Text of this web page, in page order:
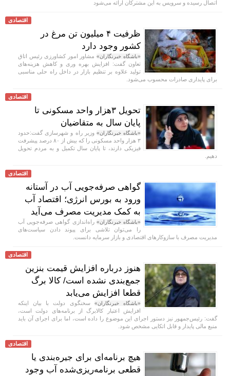
اتصال رسیده و سرویس به این مشترکان ارائه می‌شود
اقتصادی
ظرفیت ۴ میلیون تن مرغ در
کشور وجود دارد
«باشگاه خبرنگاران»مشاور امور کشاورزی رئیس اتاق
تعاون گفت: افزایش بهره وری و کاهش هزینه‌های
تولید علاوه بر تنظیم بازار در داخل راه حلی مناسبی
برای پایداری صادرات محسوب می‌شود.
اقتصادی
تحویل ۳هزار واحد مسکونی تا
پایان سال به متقاضیان
«باشگاه خبرنگاران» وزیر راه و شهرسازی گفت:حدود
۳ هزار واحد مسکونی را که بیش از ۸۰ درصد پیشرفت
فیزیکی دارند، تا پایان سال تکمیل و به مردم تحویل
دهیم.
اقتصادی
گواهی صرفه‌جویی آب در آستانه
ورود به بورس انرژی؛ اقتصاد آب
به کمک مدیریت مصرف می‌آید
«باشگاه خبرنگاران» راه‌اندازی گواهی صرفه‌جویی آب
را می‌توان تلاشی برای پیوند دادن سیاست‌های
مدیریت مصرف با سازوکار‌های اقتصادی و بازار سرمایه دانست.
اقتصادی
هنوز درباره افزایش قیمت بنزین
جمع‌بندی نشده است/ کالا برگ
قطعا افزایش می‌یابد
«باشگاه خبرنگاران» سخنگوی دولت با بیان اینکه
افزایش اعتبار کالابرگ از برنامه‌های دولت است،
گفت: رئیس‌جمهور نیز دستور اجرای این موضوع را داده است، اما برای اجرای آن باید
منبع مالی پایدار و قابل اتکایی مشخص شود.
اقتصادی
هیچ برنامه‌ای برای جیره‌بندی یا
قطعی برنامه‌ریزی‌شده آب وجود